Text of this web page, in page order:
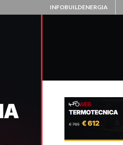
INFOBUILDENERGIA